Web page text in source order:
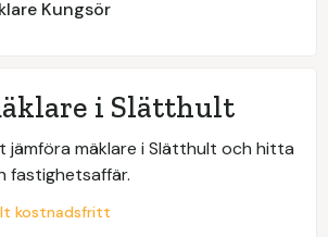
Kungsör
i Slätthult
jämföra mäklare i Slätthult och hitta
fastighetsaffär.
kostnadsfritt